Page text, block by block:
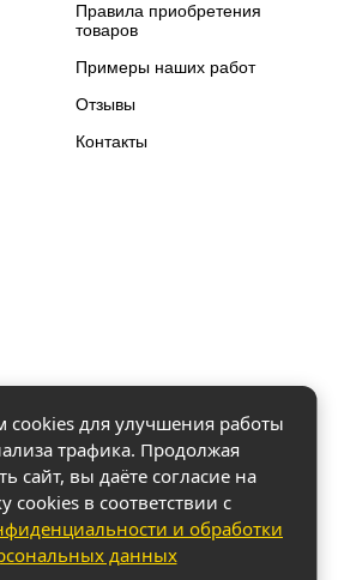
Правила приобретения
товаров
Примеры наших работ
Отзывы
Контакты
ул. Бородинская 156/9
cookies для улучшения работы
трафика. Продолжая
сайт, вы даёте согласие на
cookies в соответствии с
и обработки
данных